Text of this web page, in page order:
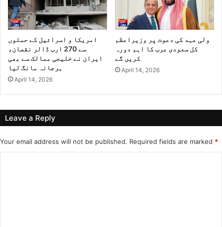
امریکا و اسرائیل کے حملوں
سے 270 ارب ڈالر نقصان،
ایران نے خلیجی ممالک سے بھی
ہرجانہ مانگ لیا
April 14, 2026
ولی عہد کی دعوت پر وزیراعظم
کل سعودی عرب کا اہم دورہ
April 14, 2026
Leave a Reply
Your email address will not be published. Required fields are marked *